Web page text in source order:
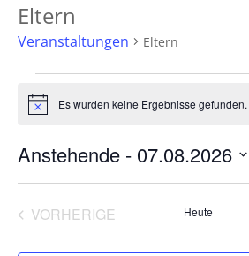
Eltern
Veranstaltungen Eltern
HinweisEs wurden keine Ergebnisse gefunden.
Anstehende - 07.08.2026
auswählen.
VORHERIGE VERANSTALTUNGEN
Heute